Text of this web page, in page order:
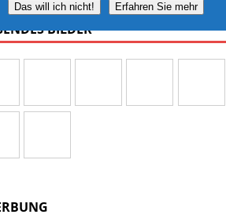
BILDER
Das will ich nicht! Erfahren Sie mehr